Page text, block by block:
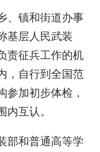
、镇和街道办事
基层人民武装
责征兵工作的机
，自行到全国范
参加初步体检，
互认。
部和普通高等学